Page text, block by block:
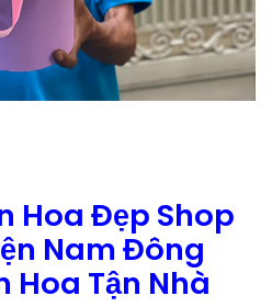
Hoa Đẹp Shop
Nam Đông
Hoa Tận Nhà